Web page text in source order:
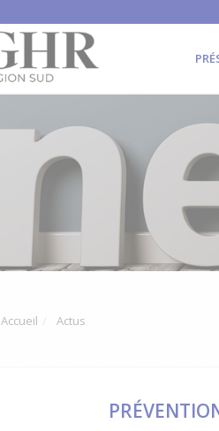
Accueil Actus